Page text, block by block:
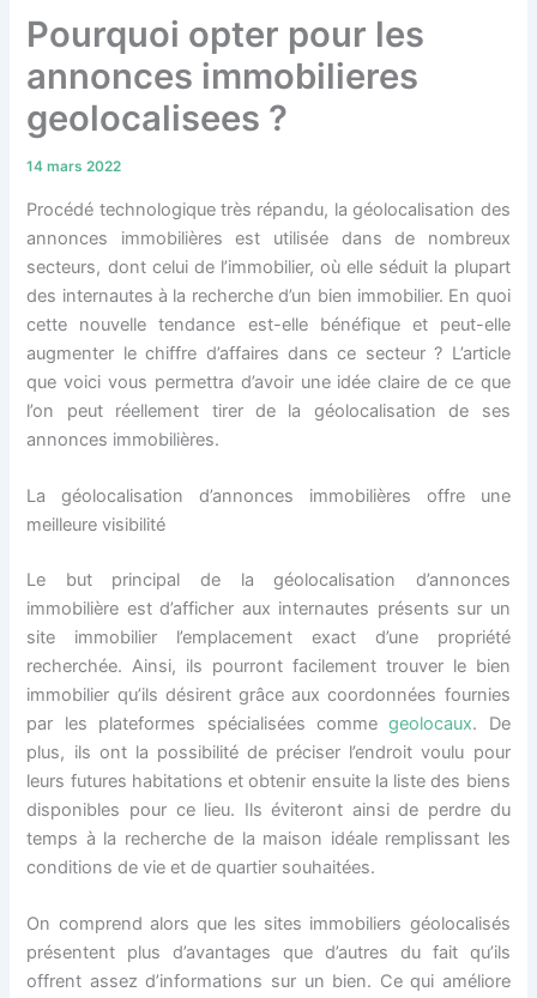
Pourquoi opter pour les
annonces immobilieres
geolocalisees ?
14 mars 2022
Procédé technologique très répandu, la géolocalisation des
annonces immobilières est utilisée dans de nombreux
secteurs, dont celui de l’immobilier, où elle séduit la plupart
des internautes à la recherche d’un bien immobilier. En quoi
cette nouvelle tendance est-elle bénéfique et peut-elle
augmenter le chiffre d’affaires dans ce secteur ? L’article
que voici vous permettra d’avoir une idée claire de ce que
l’on peut réellement tirer de la géolocalisation de ses
annonces immobilières.
La géolocalisation d’annonces immobilières offre une
meilleure visibilité
Le but principal de la géolocalisation d’annonces
immobilière est d’afficher aux internautes présents sur un
site immobilier l’emplacement exact d’une propriété
recherchée. Ainsi, ils pourront facilement trouver le bien
immobilier qu’ils désirent grâce aux coordonnées fournies
par les plateformes spécialisées commegeolocaux. De
plus, ils ont la possibilité de préciser l’endroit voulu pour
leurs futures habitations et obtenir ensuite la liste des biens
disponibles pour ce lieu. Ils éviteront ainsi de perdre du
temps à la recherche de la maison idéale remplissant les
conditions de vie et de quartier souhaitées.
On comprend alors que les sites immobiliers géolocalisés
présentent plus d’avantages que d’autres du fait qu’ils
offrent assez d’informations sur un bien. Ce qui améliore